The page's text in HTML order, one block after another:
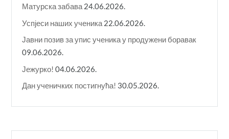
Матурска забава 24.06.2026.
Успјеси наших ученика 22.06.2026.
Јавни позив за упис ученика у продужени боравак
09.06.2026.
Јежурко! 04.06.2026.
Дан ученичких постигнућа! 30.05.2026.